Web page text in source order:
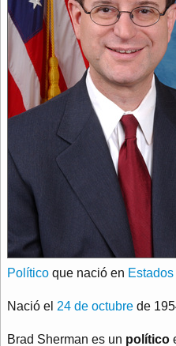
Político que nació en
Nació el 24 de octubre de
Brad Sherman es un político